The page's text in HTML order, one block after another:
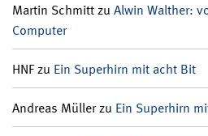
Martin Schmittzu Alwin Walther:
Computer
HNFzu Ein Superhirn mit acht Bit
Andreas Müllerzu Ein Superhirn